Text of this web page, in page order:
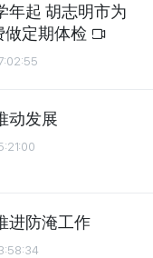
年起 胡志明市为
定期体检
动发展
进防淹工作